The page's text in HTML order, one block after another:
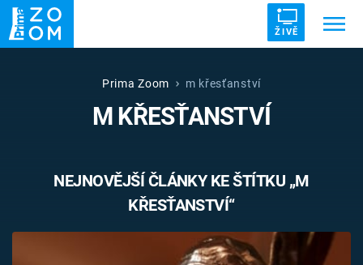
ŽIVĚ
ZRÁDCI UFO DRUHÁ SVĚTOVÁ VÁLKA
VETŘELCI DÁVNOVĚKU
Prima Zoom m křesťanství
M KŘESŤANSTVÍ
NEJNOVĚJŠÍ ČLÁNKY KE ŠTÍTKU „M
KŘESŤANSTVÍ“